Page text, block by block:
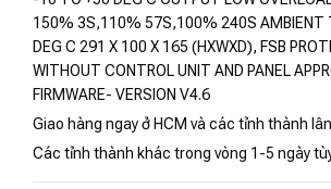
150% 3S,110% 57S,100% 240S AMBIENT
DEG C 291 X 100 X 165 (HXWXD), FSB
WITHOUT CONTROL UNIT AND PANEL
FIRMWARE- VERSION V4.6
Giao hàng ngay ở HCM và các tỉnh thành
Các tỉnh thành khác trong vòng 1-5 ngày